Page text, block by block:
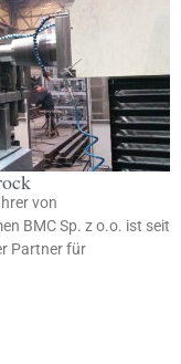
von
BMC Sp. z o.o. ist seit
Partner für